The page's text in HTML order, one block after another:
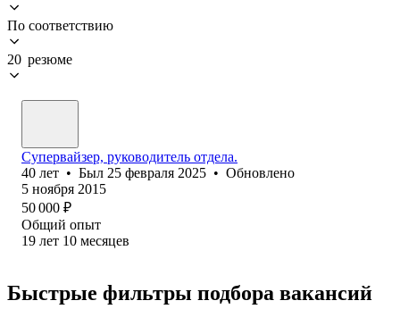
По соответствию
20 резюме
Супервайзер, руководитель отдела.
40 лет • Был 25 февраля 2025 • Обновлено
5 ноября 2015
50 000 ₽
Общий опыт
19 лет 10 месяцев
Быстрые фильтры подбора вакансий